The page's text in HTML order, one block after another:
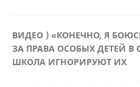
ВИДЕО ⟩ «КОНЕЧНО, Я
ЗА ПРАВА ОСОБЫХ ДЕТЕЙ В
ШКОЛА ИГНОРИРУЮТ ИХ